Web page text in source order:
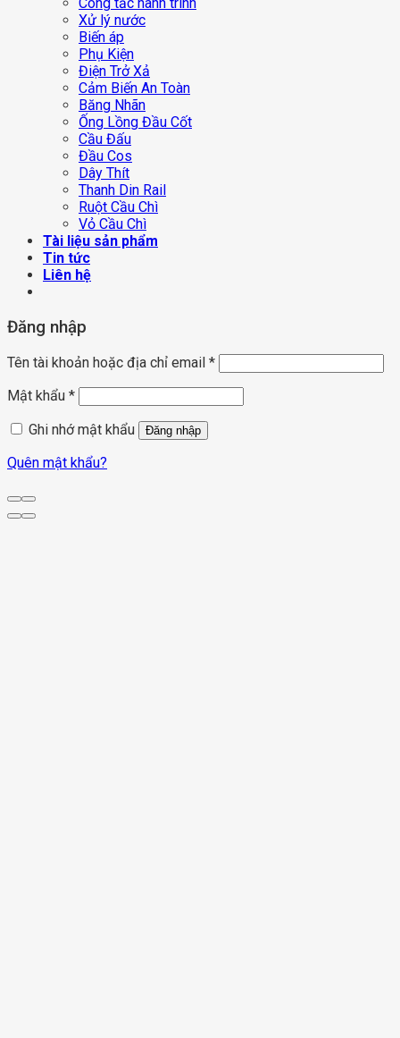
Công tắc hành trình
Xử lý nước
Biến áp
Phụ Kiện
Điện Trở Xả
Cảm Biến An Toàn
Băng Nhãn
Ống Lồng Đầu Cốt
Cầu Đấu
Đầu Cos
Dây Thít
Thanh Din Rail
Ruột Cầu Chì
Vỏ Cầu Chì
Tài liệu sản phẩm
Tin tức
Liên hệ
Đăng nhập
Tên tài khoản hoặc địa chỉ email *
Mật khẩu *
Ghi nhớ mật khẩu
Đăng nhập
Quên mật khẩu?